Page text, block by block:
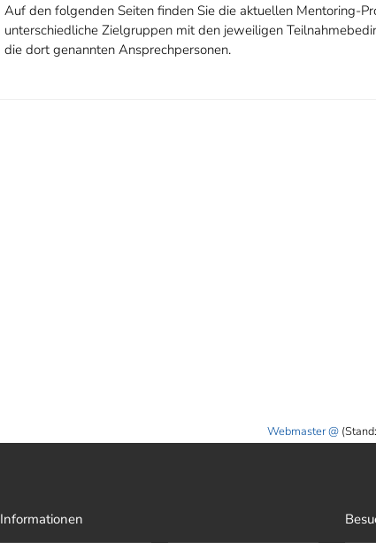
Auf den folgenden Seiten finden Sie die aktuellen Mentoring-
unterschiedliche Zielgruppen mit den jeweiligen
die dort genannten Ansprechpersonen.
Webmaster
Informationen